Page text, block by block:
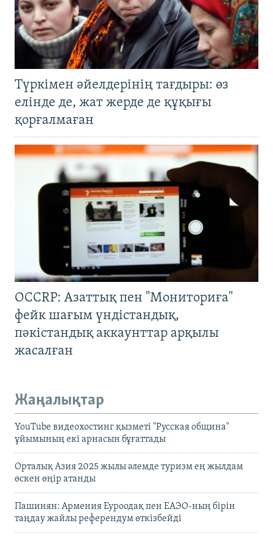
Түркімен әйелдерінің тағдыры: өз
елінде де, жат жерде де құқығы
қорғалмаған
OCCRP: Азаттық пен "Мониториға"
фейк шағым үндістандық,
пәкістандық аккаунттар арқылы
жасалған
Жаңалықтар
YouTube видеохостинг қызметі "Русская община"
ұйымының екі арнасын бұғаттады
Орталық Азия 2025 жылы әлемде туризм ең жылдам
өскен өңір атанды
Пашинян: Армения Еуроодақ пен ЕАЭО-ның бірін
таңдау жайлы референдум өткізбейді